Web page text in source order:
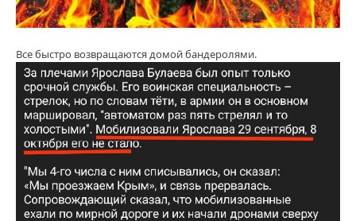
Все быстро возвращаются домой бандеролями.